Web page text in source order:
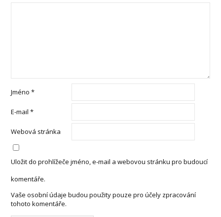
Jméno*
E-mail*
Webová stránka
Uložit do prohlížeče jméno, e-mail a webovou stránku pro budoucí
komentáře.
Vaše osobní údaje budou použity pouze pro účely zpracování
tohoto komentáře.